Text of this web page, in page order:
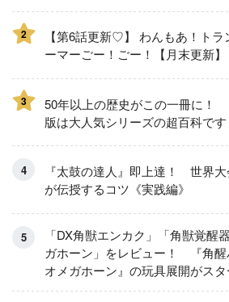
2
【第6話更新♡】 わんもあ！トラ
ーマーごー！ごー！【月末更新】
3
50年以上の歴史がこの一冊に！
版は大人気シリーズの超百科です
『太鼓の達人』即上達！ 世界
が伝授するコツ《実践編》
「DX角獣エンカク」「角獣覚醒
ガホーン」をレビュー！ 『角醒
オメガホーン』の玩具展開がスタ